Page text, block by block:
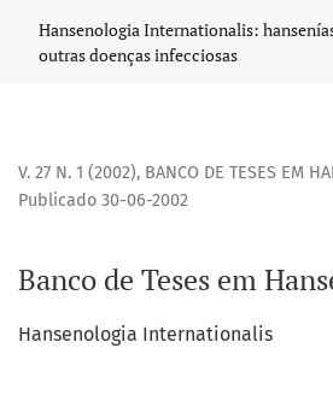
Hansenologia Internationalis:
outras doenças infecciosas
V. 27 N. 1 (2002), BANCO DE TESES EM
Banco de Teses em
Publicado 30-06-2002
Hansenologia Internationalis